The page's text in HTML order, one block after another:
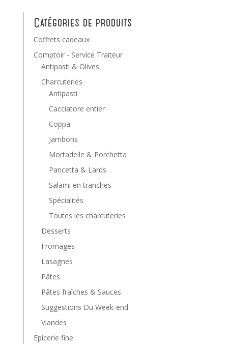
Catégories de produits
Coffrets cadeaux
Comptoir - Service Traiteur
Antipasti & Olives
Charcuteries
Antipasti
Cacciatore entier
Coppa
Jambons
Mortadelle & Porchetta
Pancetta & Lards
Salami en tranches
Spécialités
Toutes les charcuteries
Desserts
Fromages
Lasagnes
Pâtes
Pâtes fraîches & Sauces
Suggestions Du Week-end
Viandes
Epicerie fine